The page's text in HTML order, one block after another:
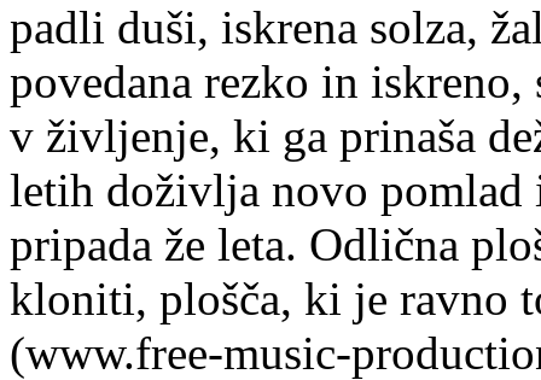
padli duši, iskrena solza,
povedana rezko in
v življenje, ki ga prinaša
letih doživlja novo pomlad
pripada že leta. Odlična
kloniti, plošča, ki je ravno
(www.free-music-